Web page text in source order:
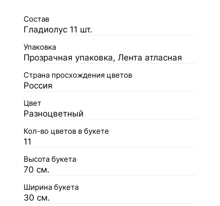
Состав
Гладиолус 11 шт.
Упаковка
Прозрачная упаковка, Лента атласная
Страна просхождения цветов
Россия
Цвет
Разноцветный
Кол-во цветов в букете
11
Высота букета
70 см.
Ширина букета
30 см.